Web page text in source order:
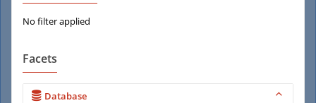
No filter applied
Facets
Database